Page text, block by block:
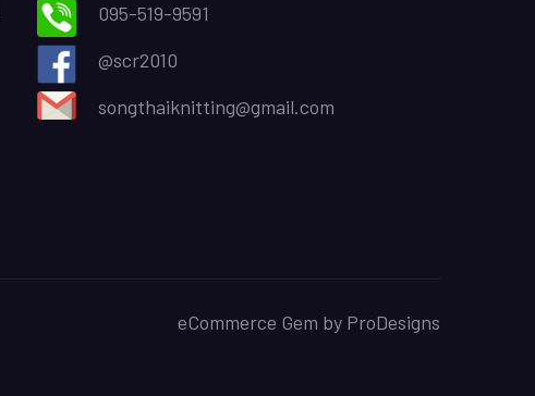
095-519-9591
@scr2010
songthaiknitting@gmail.com
eCommerce Gem by ProDesigns